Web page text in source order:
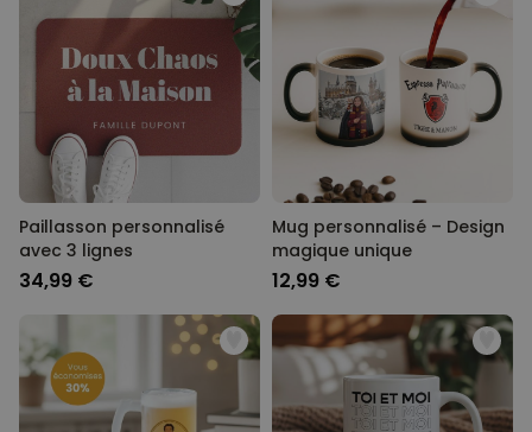
Paillasson personnalisé
avec 3 lignes
34,99 €
Mug personnalisé – Design
magique unique
12,99 €